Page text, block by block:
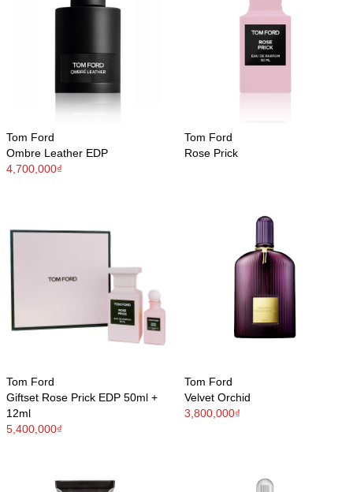
Tom Ford
Ombre Leather EDP
4,700,000₫
Tom Ford
Rose Prick
Tom Ford
Giftset Rose Prick EDP 50ml +
12ml
5,400,000₫
Tom Ford
Velvet Orchid
3,800,000₫